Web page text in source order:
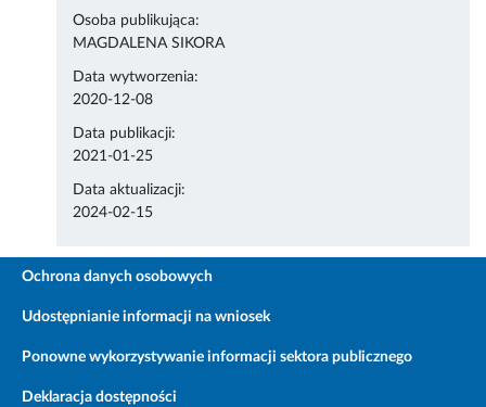
Osoba publikująca:
MAGDALENA SIKORA
Data wytworzenia:
2020-12-08
Data publikacji:
2021-01-25
Data aktualizacji:
2024-02-15
Ochrona danych osobowych
Udostępnianie informacji na wniosek
Ponowne wykorzystywanie informacji sektora publicznego
Deklaracja dostępności